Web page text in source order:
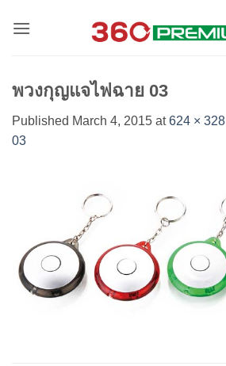
พวงกุญแจไฟฉาย 03
Published March 4, 2015 at624 × 328
03